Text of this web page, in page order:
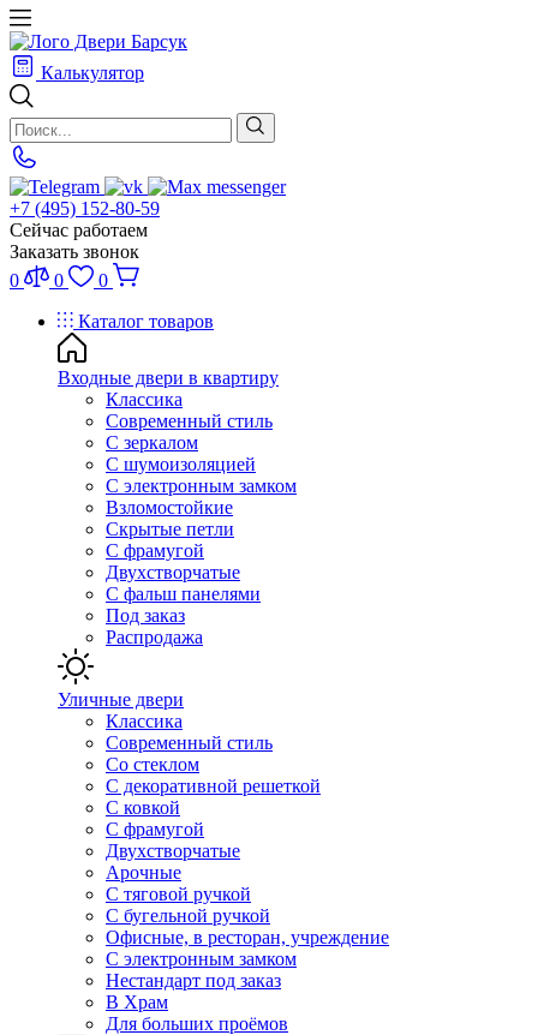
Калькулятор
+7 (495) 152-80-59
Сейчас работаем
Заказать звонок
0
0
0
Каталог товаров
Входные двери в квартиру
Классика
Современный стиль
С зеркалом
С шумоизоляцией
С электронным замком
Взломостойкие
Скрытые петли
С фрамугой
Двухстворчатые
С фальш панелями
Под заказ
Распродажа
Уличные двери
Классика
Современный стиль
Со стеклом
С декоративной решеткой
С ковкой
С фрамугой
Двухстворчатые
Арочные
С тяговой ручкой
С бугельной ручкой
Офисные, в ресторан, учреждение
С электронным замком
Нестандарт под заказ
В Храм
Для больших проёмов